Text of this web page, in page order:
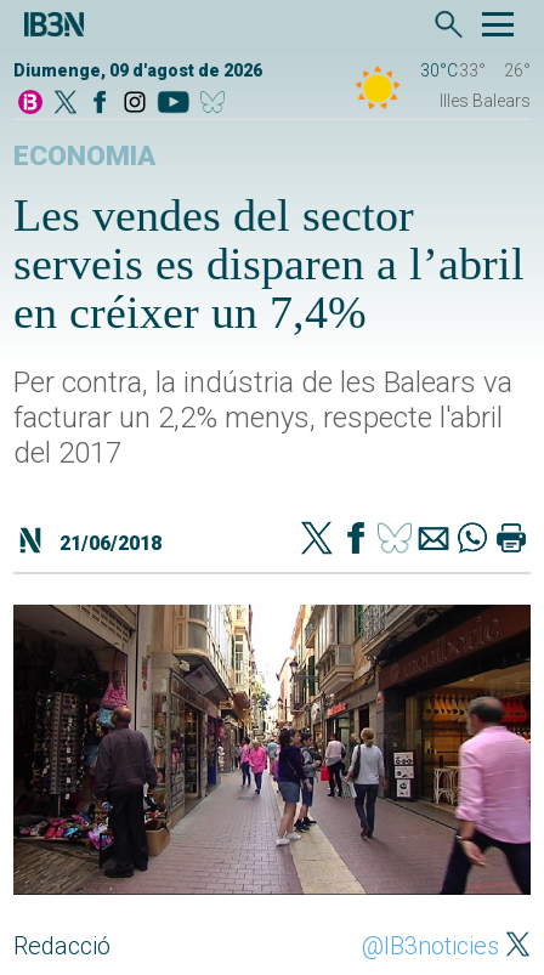
Diumenge, 09 d'agost de 2026 30°C33°
26°
Illes Balears
ECONOMIA
Les vendes del sector
serveis es disparen a l’abril
en créixer un 7,4%
Per contra, la indústria de les Balears va
facturar un 2,2% menys, respecte l'abril
del 2017
21/06/2018
Redacció @IB3noticies